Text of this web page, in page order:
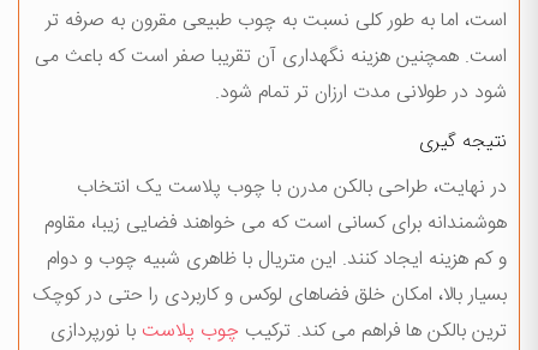
است، اما به طور کلی نسبت به چوب طبیعی مقرون به صرفه تر
است. همچنین هزینه نگهداری آن تقریبا صفر است که باعث می
شود در طولانی مدت ارزان تر تمام شود.
نتیجه گیری
در نهایت، طراحی بالکن مدرن با چوب پلاست یک انتخاب
هوشمندانه برای کسانی است که می خواهند فضایی زیبا، مقاوم
و کم هزینه ایجاد کنند. این متریال با ظاهری شبیه چوب و دوام
بسیار بالا، امکان خلق فضاهای لوکس و کاربردی را حتی در کوچک
ترین بالکن ها فراهم می کند. ترکیب چوب پلاست با نورپردازی